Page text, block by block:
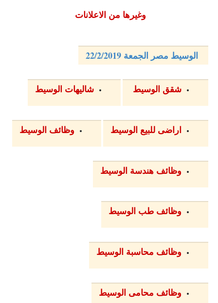
وغيرها من الاعلانات
الوسيط مصر الجمعة 22/2/2019
شقق الوسيط شاليهات الوسيط
اراضى للبيع الوسيط وظائف الوسيط
وظائف هندسة الوسيط
وظائف طب الوسيط
وظائف محاسبة الوسيط
وظائف محامى الوسيط